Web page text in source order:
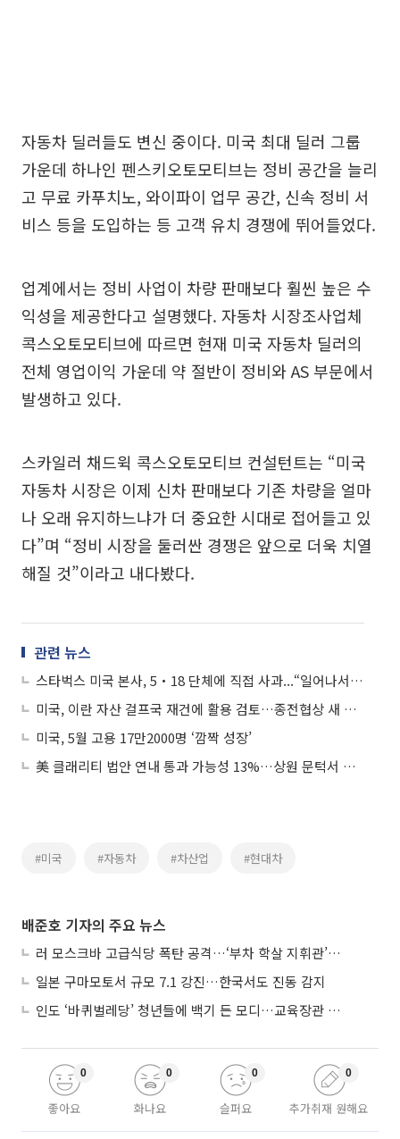
자동차 딜러들도 변신 중이다. 미국 최대 딜러 그룹
가운데 하나인 펜스키오토모티브는 정비 공간을 늘리
고 무료 카푸치노, 와이파이 업무 공간, 신속 정비 서
비스 등을 도입하는 등 고객 유치 경쟁에 뛰어들었다.
업계에서는 정비 사업이 차량 판매보다 훨씬 높은 수
익성을 제공한다고 설명했다. 자동차 시장조사업체
콕스오토모티브에 따르면 현재 미국 자동차 딜러의
전체 영업이익 가운데 약 절반이 정비와 AS 부문에서
발생하고 있다.
스카일러 채드윅 콕스오토모티브 컨설턴트는 “미국
자동차 시장은 이제 신차 판매보다 기존 차량을 얼마
나 오래 유지하느냐가 더 중요한 시대로 접어들고 있
다”며 “정비 시장을 둘러싼 경쟁은 앞으로 더욱 치열
해질 것”이라고 내다봤다.
관련 뉴스
스타벅스 미국 본사, 5‧18 단체에 직접 사과...“일어나서는 안될 마케팅”
미국, 이란 자산 걸프국 재건에 활용 검토…종전협상 새 암초
미국, 5월 고용 17만2000명 ‘깜짝 성장’
美 클래리티 법안 연내 통과 가능성 13%…상원 문턱서 제동
#미국 #자동차 #차산업 #현대차
배준호 기자의 주요 뉴스
러 모스크바 고급식당 폭탄 공격…‘부차 학살 지휘관’ 노렸나
일본 구마모토서 규모 7.1 강진…한국서도 진동 감지
인도 ‘바퀴벌레당’ 청년들에 백기 든 모디…교육장관 사퇴
좋아요
0
화나요
0
슬퍼요
0
추가취재 원해요
0